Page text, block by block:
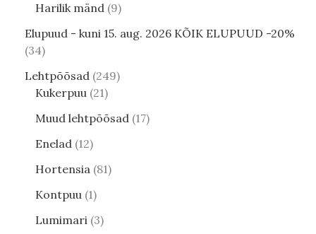
Harilik mänd 9
Elupuud - kuni 15. aug. 2026 KÕIK ELUPUUD -20%
34
Lehtpõõsad 249
Kukerpuu 21
Muud lehtpõõsad 17
Enelad 12
Hortensia 81
Kontpuu 1
Lumimari 3